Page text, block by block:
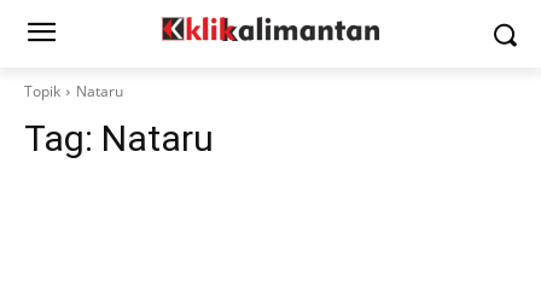
Topik Nataru
Tag: Nataru